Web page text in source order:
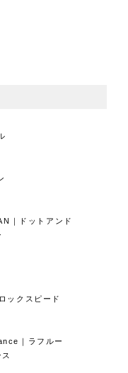
｜ドットアンド
ックスピード
｜ラフルー